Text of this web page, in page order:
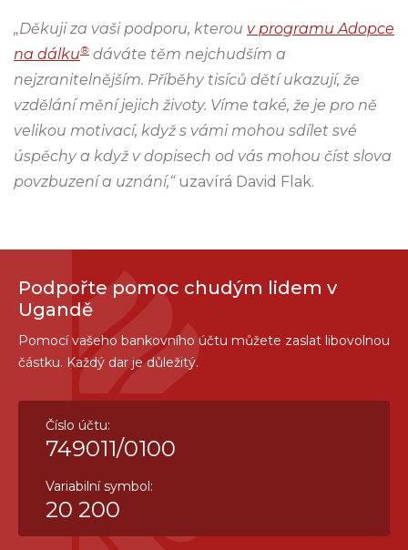
„Děkuji za vaši podporu, kterou v programu Adopce
na dálku® dáváte těm nejchudším a
nejzranitelnějším. Příběhy tisíců dětí ukazují, že
vzdělání mění jejich životy. Víme také, že je pro ně
velikou motivací, když s vámi mohou sdílet své
úspěchy a když v dopisech od vás mohou číst slova
povzbuzení a uznání,“uzavírá David Flak.
Podpořte pomoc chudým lidem v
Ugandě
Pomocí vašeho bankovního účtu můžete zaslat libovolnou
částku. Každý dar je důležitý.
Číslo účtu:
749011/0100
Variabilní symbol:
20 200